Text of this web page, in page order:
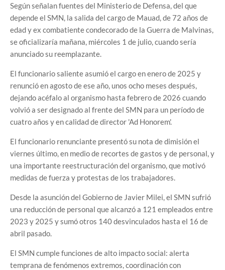
Según señalan fuentes del Ministerio de Defensa, del que
depende el SMN, la salida del cargo de Mauad, de 72 años de
edad y ex combatiente condecorado de la Guerra de Malvinas,
se oficializaría mañana, miércoles 1 de julio, cuando sería
anunciado su reemplazante.
El funcionario saliente asumió el cargo en enero de 2025 y
renunció en agosto de ese año, unos ocho meses después,
dejando acéfalo al organismo hasta febrero de 2026 cuando
volvió a ser designado al frente del SMN para un período de
cuatro años y en calidad de director 'Ad Honorem'.
El funcionario renunciante presentó su nota de dimisión el
viernes último, en medio de recortes de gastos y de personal, y
una importante reestructuración del organismo, que motivó
medidas de fuerza y protestas de los trabajadores.
Desde la asunción del Gobierno de Javier Milei, el SMN sufrió
una reducción de personal que alcanzó a 121 empleados entre
2023 y 2025 y sumó otros 140 desvinculados hasta el 16 de
abril pasado.
El SMN cumple funciones de alto impacto social: alerta
temprana de fenómenos extremos, coordinación con